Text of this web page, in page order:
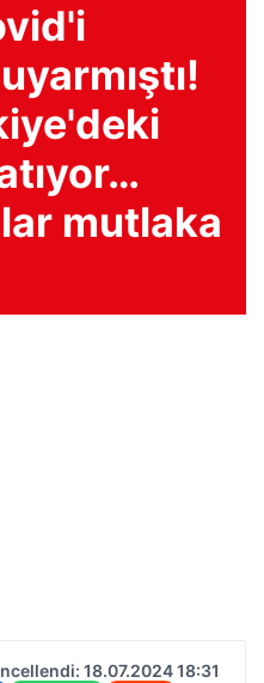
mutlaka
18.07.2024 18:31